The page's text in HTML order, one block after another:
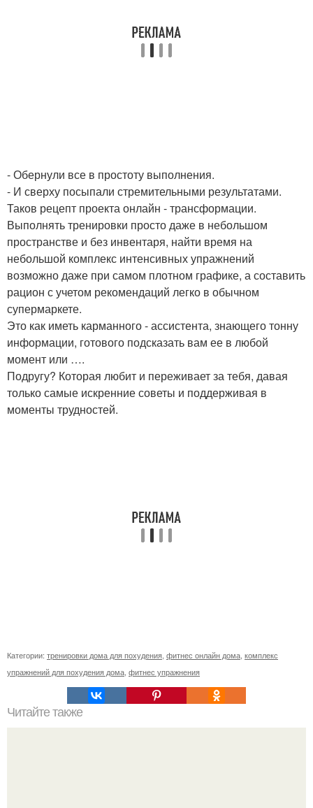
- Обернули все в простоту выполнения.
- И сверху посыпали стремительными результатами.
Таков рецепт проекта онлайн - трансформации.
Выполнять тренировки просто даже в небольшом
пространстве и без инвентаря, найти время на
небольшой комплекс интенсивных упражнений
возможно даже при самом плотном графике, а составить
рацион с учетом рекомендаций легко в обычном
супермаркете.
Это как иметь карманного - ассистента, знающего тонну
информации, готового подсказать вам ее в любой
момент или ….
Подругу? Которая любит и переживает за тебя, давая
только самые искренние советы и поддерживая в
моменты трудностей.
Категории: тренировки дома для похудения, фитнес онлайн дома, комплекс
упражнений для похудения дома, фитнес упражнения
Читайте также